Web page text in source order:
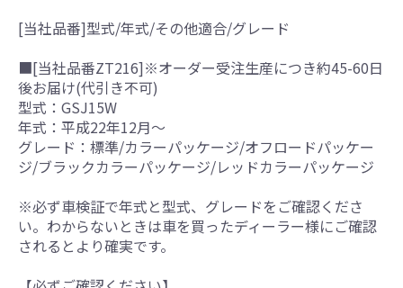
[当社品番]型式/年式/その他適合/グレード
■[当社品番ZT216]※オーダー受注生産につき約45-60日
後お届け(代引き不可)
型式：GSJ15W
年式：平成22年12月～
グレード：標準/カラーパッケージ/オフロードパッケー
ジ/ブラックカラーパッケージ/レッドカラーパッケージ
※必ず車検証で年式と型式、グレードをご確認くださ
い。わからないときは車を買ったディーラー様にご確認
されるとより確実です。